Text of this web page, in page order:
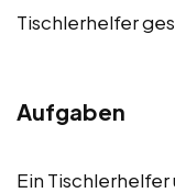
Tischlerhelfer
Aufgaben
Ein